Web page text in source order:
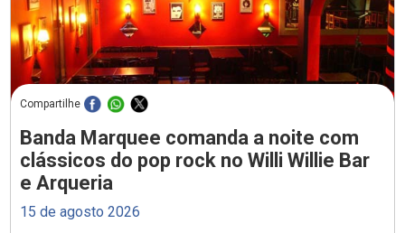
Compartilhe
Banda Marquee comanda a noite com
clássicos do pop rock no Willi Willie Bar
e Arqueria
15 de agosto 2026